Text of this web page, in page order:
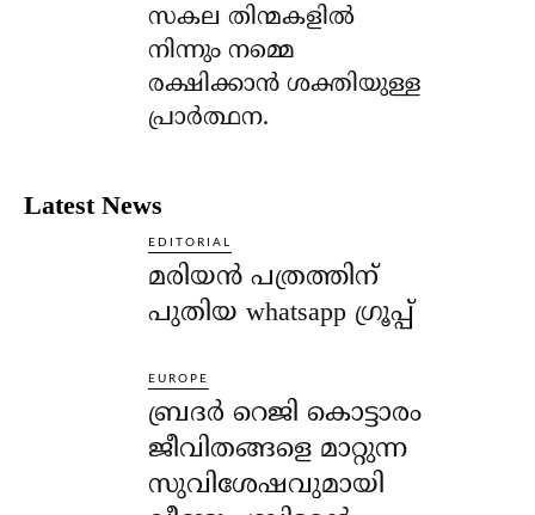
സകല തിന്മകളില്‍
നിന്നും നമ്മെ
രക്ഷിക്കാന്‍ ശക്തിയുള്ള
പ്രാര്‍ത്ഥന.
Latest News
EDITORIAL
മരിയൻ പത്രത്തിന്
പുതിയ whatsapp ഗ്രൂപ്പ്
EUROPE
ബ്രദർ റെജി കൊട്ടാരം
ജീവിതങ്ങളെ മാറ്റുന്ന
സുവിശേഷവുമായി